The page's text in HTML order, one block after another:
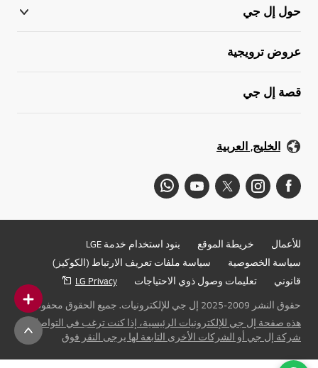
حول إل جي
عروض ترويجية
قصة إل جي
الخليج, العربية
للأعمال خريطة الموقع
بنود استخدام خدمة LGE
سياسة الخصوصية
سياسة ملفات تعريف الارتباط (الكوكيز)
قانوني
تعليمات وصول ذوي الاحتياجات
LG Privacy
حقوق النشر 2009-2025 إل جي للإلكترونيات. جميع الحقوق محفوظة
هذه صفحة إل جي للإلكترونيات الرئيسية، إذا كنت ترغب في التواصل مع
شركة إل جي أو الشركات الأخرى التابعة لها يرجى النقر فوق